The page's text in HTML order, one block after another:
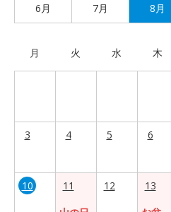
6月 7月 8月
月 火 水 木
3 4 5 6
10
11
12
13